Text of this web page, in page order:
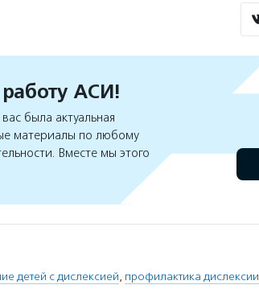
АСИ!
была актуальная
материалы по любому
Вместе мы этого
детей с дислексией, профилактика дислексии